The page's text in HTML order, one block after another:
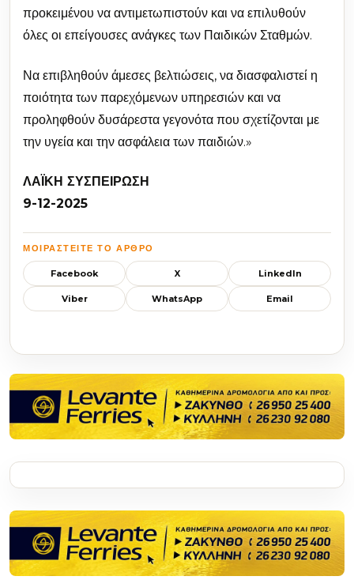
προκειμένου να αντιμετωπιστούν και να επιλυθούν
όλες οι επείγουσες ανάγκες των Παιδικών Σταθμών.
Να επιβληθούν άμεσες βελτιώσεις, να διασφαλιστεί η
ποιότητα των παρεχόμενων υπηρεσιών και να
προληφθούν δυσάρεστα γεγονότα που σχετίζονται με
την υγεία και την ασφάλεια των παιδιών.»
ΛΑΪΚΗ ΣΥΣΠΕΙΡΩΣΗ
9-12-2025
ΜΟΙΡΑΣΤΕΊΤΕ ΤΟ ΆΡΘΡΟ
Facebook X LinkedIn
Viber WhatsApp Email